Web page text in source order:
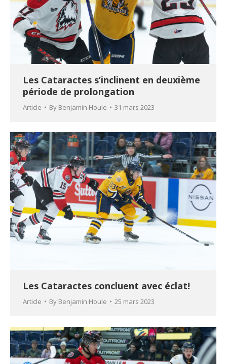
Les Cataractes s’inclinent en deuxième
période de prolongation
Article By Benjamin Houle 31 mars 2023
Les Cataractes concluent avec éclat!
Article By Benjamin Houle 25 mars 2023